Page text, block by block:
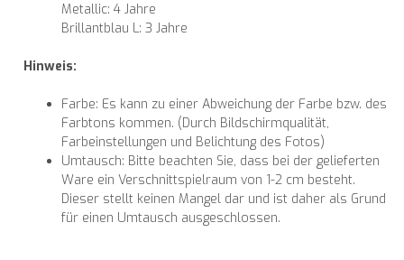
Metallic: 4 Jahre
Brillantblau L: 3 Jahre
Hinweis:
Farbe: Es kann zu einer Abweichung der Farbe bzw. des
Farbtons kommen. (Durch Bildschirmqualität,
Farbeinstellungen und Belichtung des Fotos)
Umtausch: Bitte beachten Sie, dass bei der gelieferten
Ware ein Verschnittspielraum von 1-2 cm besteht.
Dieser stellt keinen Mangel dar und ist daher als Grund
für einen Umtausch ausgeschlossen.